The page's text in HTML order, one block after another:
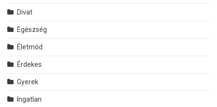
Divat
Egészség
Életmód
Érdekes
Gyerek
Ingatlan